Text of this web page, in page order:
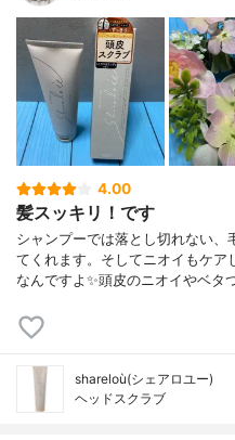
4.00
髪スッキリ！です
シャンプーでは落とし切れない
てくれます。そしてニオイもケア
なんですよ✨頭皮のニオイやベタ
shareloù(シェアロユー)
ヘッドスクラブ